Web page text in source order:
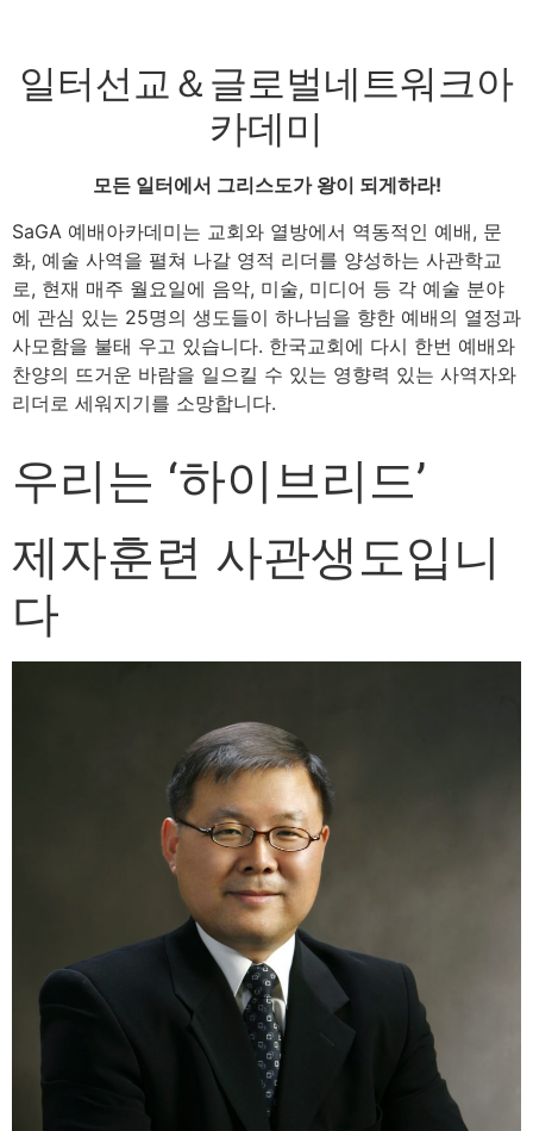
일터선교＆글로벌네트워크아
카데미
모든 일터에서 그리스도가 왕이 되게하라!
SaGA 예배아카데미는 교회와 열방에서 역동적인 예배, 문
화, 예술 사역을 펼쳐 나갈 영적 리더를 양성하는 사관학교
로, 현재 매주 월요일에 음악, 미술, 미디어 등 각 예술 분야
에 관심 있는 25명의 생도들이 하나님을 향한 예배의 열정과
사모함을 불태 우고 있습니다. 한국교회에 다시 한번 예배와
찬양의 뜨거운 바람을 일으킬 수 있는 영향력 있는 사역자와
리더로 세워지기를 소망합니다.
우리는 ‘하이브리드’
제자훈련 사관생도입니
다